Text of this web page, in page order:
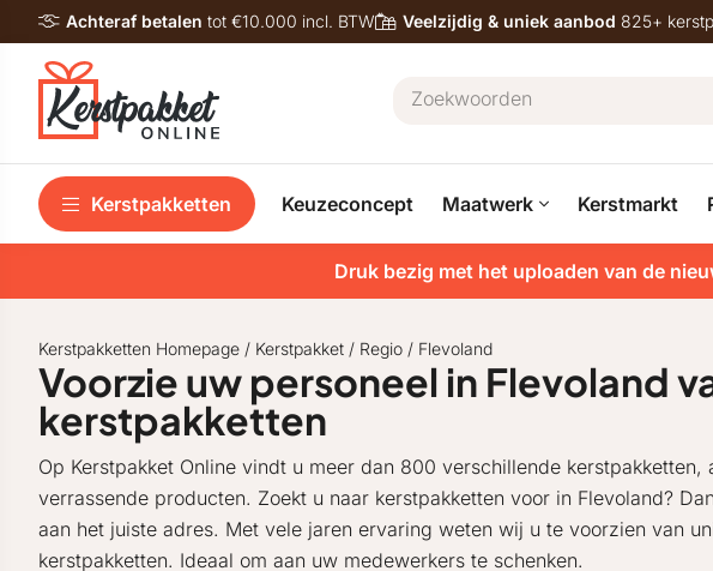
Achteraf betalen tot €10.000 incl. BTW Veelzijdig & uniek aanbod 825+
Kerstpakketten Keuzeconcept Maatwerk Kerstmarkt
Druk bezig met het uploaden van de
Kerstpakketten Homepage / Kerstpakket / Regio / Flevoland
Voorzie uw personeel in Flevoland
kerstpakketten
Op Kerstpakket Online vindt u meer dan 800 verschillende
verrassende producten. Zoekt u naar kerstpakketten voor in Flevoland?
aan het juiste adres. Met vele jaren ervaring weten wij u te voorzien van
kerstpakketten. Ideaal om aan uw medewerkers te schenken.